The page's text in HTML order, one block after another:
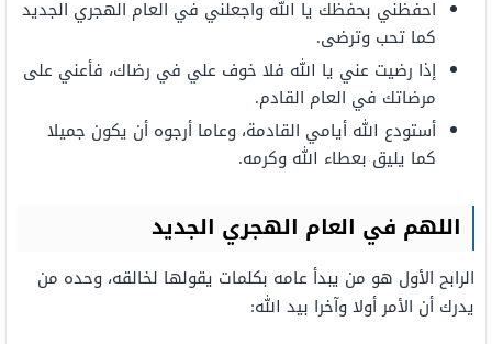
احفظني بحفظك يا الله واجعلني في العام الهجري الجديد
كما تحب وترضى.
إذا رضيت عني يا الله فلا خوف علي في رضاك، فأعني على
مرضاتك في العام القادم.
أستودع الله أيامي القادمة، وعاما أرجوه أن يكون جميلا
كما يليق بعطاء الله وكرمه.
اللهم في العام الهجري الجديد
الرابح الأول هو من يبدأ عامه بكلمات يقولها لخالقه، وحده من
يدرك أن الأمر أولا وآخرا بيد الله: